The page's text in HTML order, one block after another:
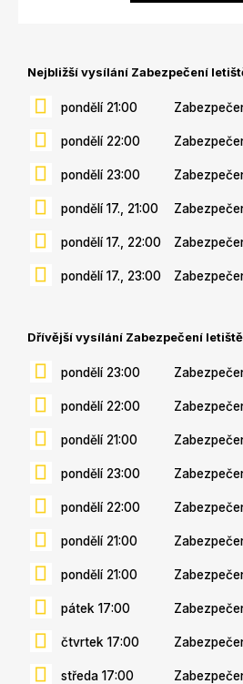
Nejbližší vysílání Zabezpečení
pondělí 21:00
pondělí 22:00
pondělí 23:00
pondělí 17., 21:00
pondělí 17., 22:00
pondělí 17., 23:00
Dřívější vysílání Zabezpečení letiště
pondělí 23:00
pondělí 22:00
pondělí 21:00
pondělí 23:00
pondělí 22:00
pondělí 21:00
pondělí 21:00
pátek 17:00
čtvrtek 17:00
středa 17:00